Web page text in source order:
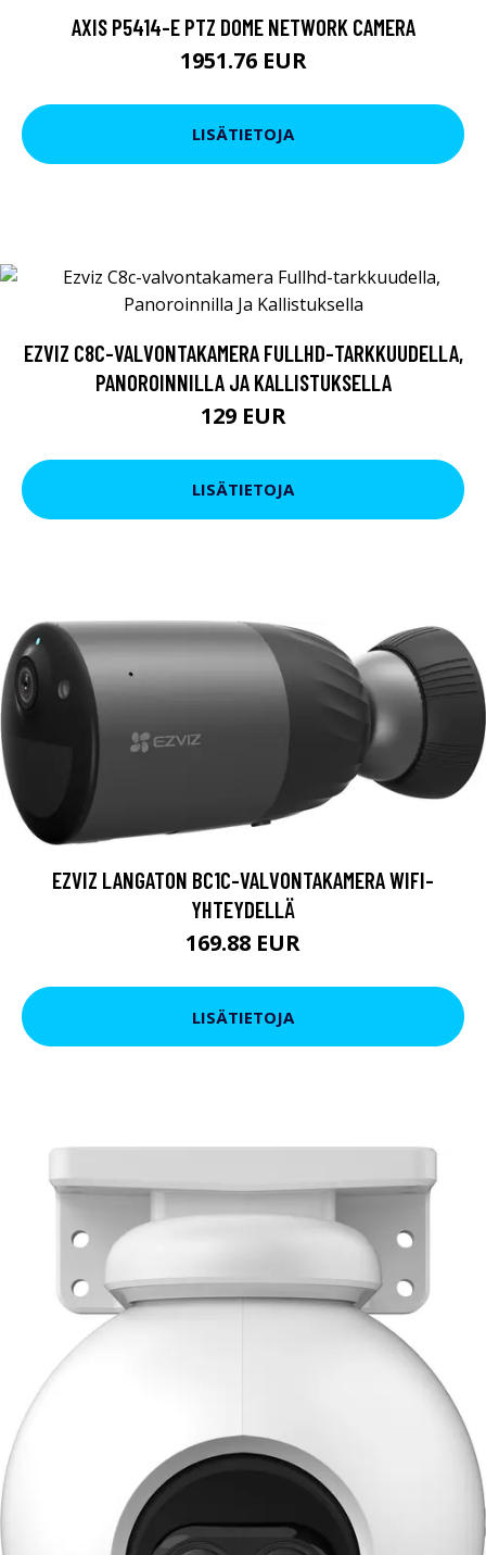
AXIS P5414-E PTZ DOME NETWORK CAMERA
1951.76 EUR
LISÄTIETOJA
EZVIZ C8C-VALVONTAKAMERA FULLHD-TARKKUUDELLA,
PANOROINNILLA JA KALLISTUKSELLA
129 EUR
LISÄTIETOJA
EZVIZ LANGATON BC1C-VALVONTAKAMERA WIFI-
YHTEYDELLÄ
169.88 EUR
LISÄTIETOJA